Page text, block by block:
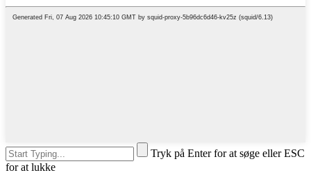
Tryk på Enter for at søge eller ESC
for at lukke